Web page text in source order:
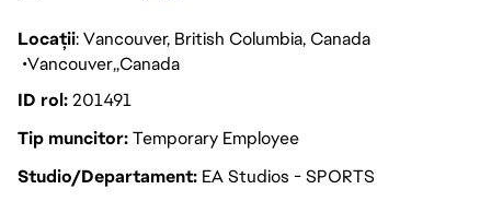
Locații: Vancouver, British Columbia, Canada
Vancouver Canada
ID rol201491
Tip muncitorTemporary Employee
Studio/Departament EA Studios - SPORTS